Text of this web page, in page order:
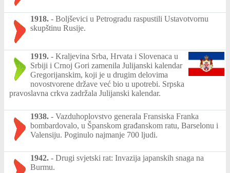
1918. - Boljševici u Petrogradu raspustili Ustavotvornu
skupštinu Rusije.
1919. - Kraljevina Srba, Hrvata i Slovenaca u
Srbiji i Crnoj Gori zamenila Julijanski kalendar
Gregorijanskim, koji je u drugim delovima
novostvorene države već bio u upotrebi. Srpska
pravoslavna crkva zadržala Julijanski kalendar.
1938. - Vazduhoplovstvo generala Fransiska Franka
bombardovalo, u Španskom građanskom ratu, Barselonu i
Valensiju. Poginulo najmanje 700 ljudi.
1942. - Drugi svjetski rat: Invazija japanskih snaga na
Burmu.